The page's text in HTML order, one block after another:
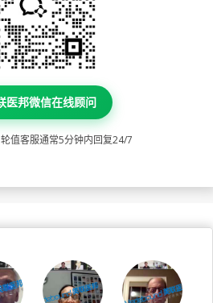
医邦微信在线顾问
值客服通常5分钟内回复24/7